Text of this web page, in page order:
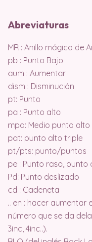
Abreviaturas
MR : Anillo mágico de
pb : Punto Bajo
aum : Aumentar
dism : Disminución
pt: Punto
pa : Punto alto
mpa: Medio punto alto
pat: punto alto triple
pt/pts: punto/puntos
pe : Punto raso,
Pd: Punto deslizado
cd : Cadeneta
.. en : hacer aumentar
número que se da
3inc, 4inc..).